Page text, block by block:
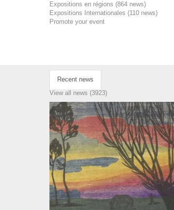
Expositions en régions (864 news)
Expositions Internationales (110 news)
Promote your event
Recent news
View all news (3923)